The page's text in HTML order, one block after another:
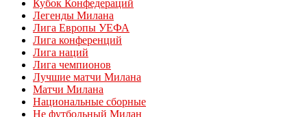
Кубок Конфедераций
Легенды Милана
Лига Европы УЕФА
Лига конференций
Лига наций
Лига чемпионов
Лучшие матчи Милана
Матчи Милана
Национальные сборные
Не футбольный Милан